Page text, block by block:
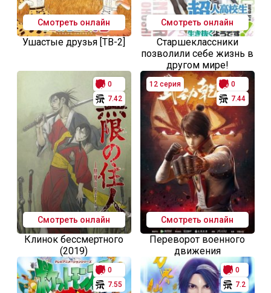
Смотреть онлайн
Ушастые друзья [ТВ-2]
Смотреть онлайн
Старшеклассники
позволили себе жизнь в
другом мире!
0
7.42
Смотреть онлайн
Клинок бессмертного
(2019)
12 серия
0
7.44
Смотреть онлайн
Переворот военного
движения
0
7.55
0
7.2